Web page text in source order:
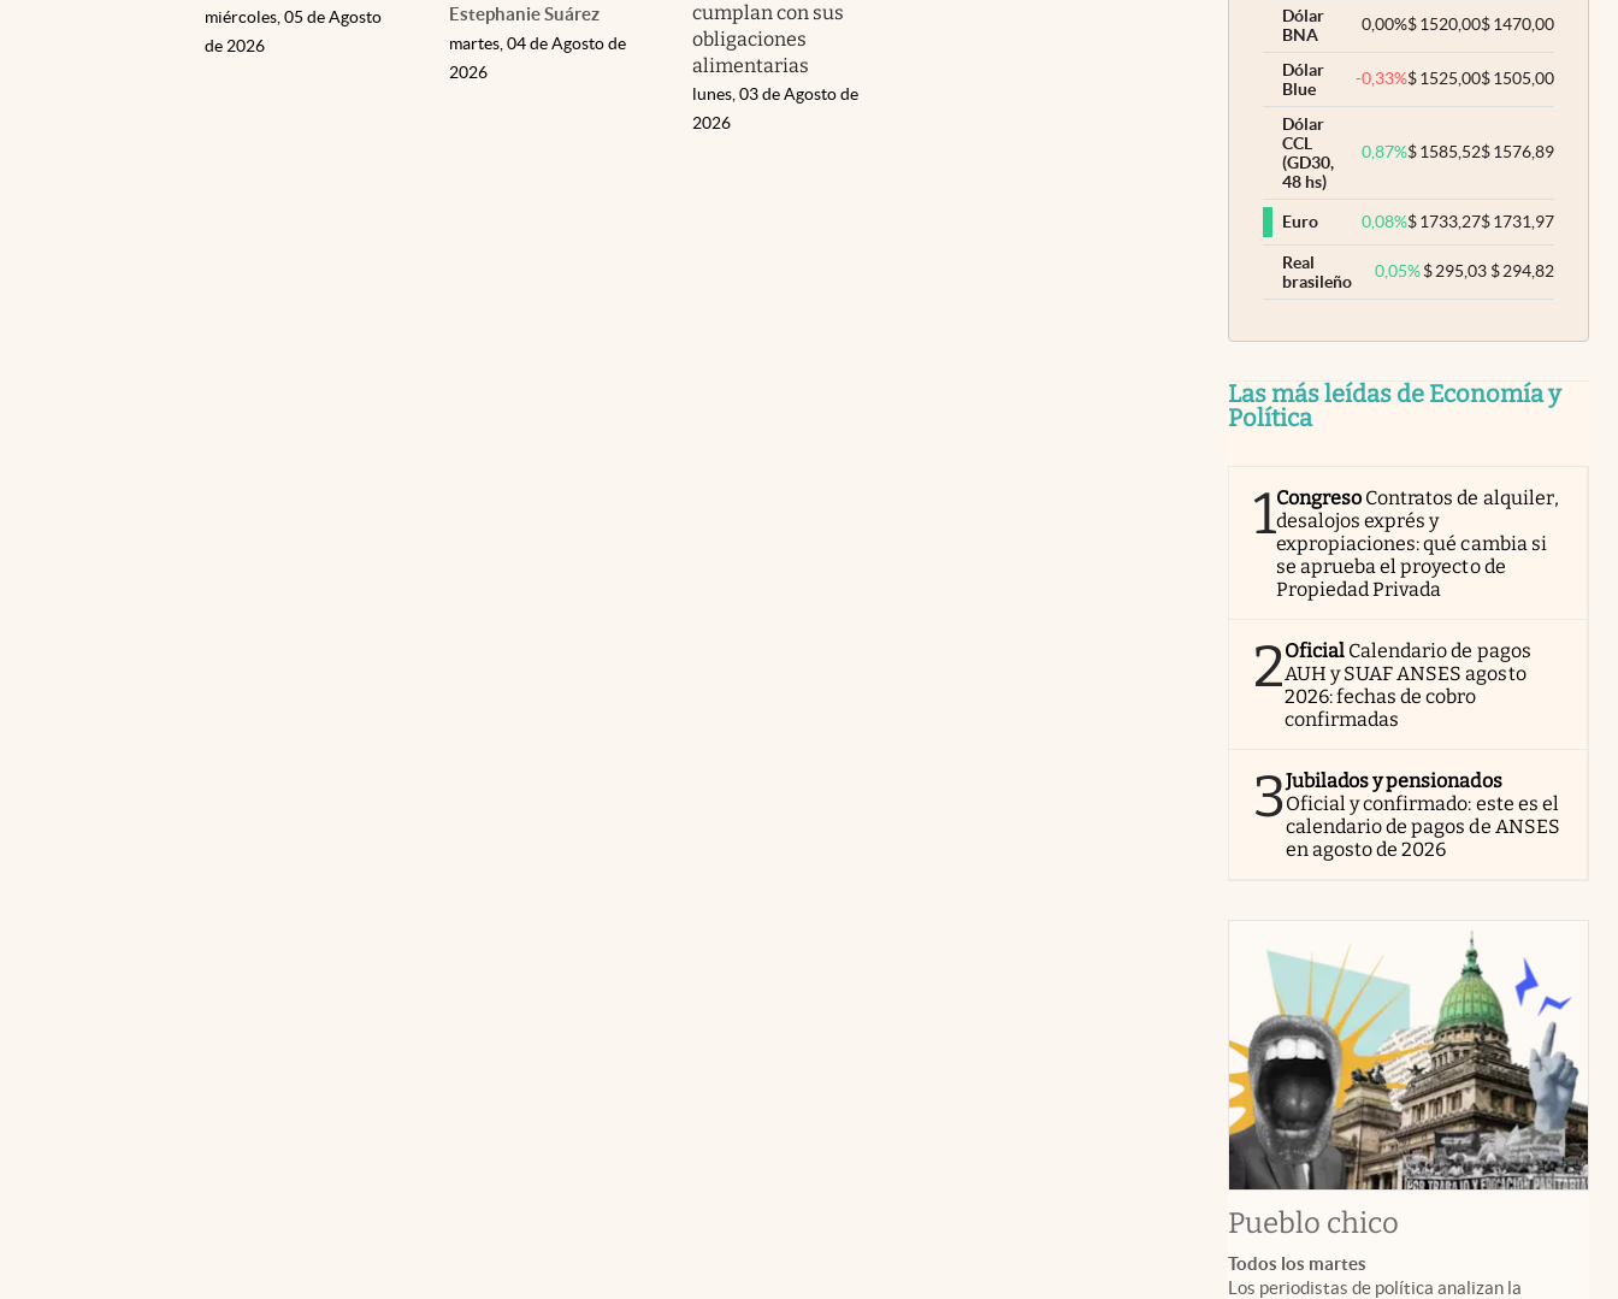
miércoles, 05 de Agosto
de 2026
Estephanie Suárez
martes, 04 de Agosto de
2026
cumplan con sus
obligaciones
alimentarias
lunes, 03 de Agosto de
2026
Dólar
BNA
0,00%$1520,00$1470,00
Dólar
Blue
-0,33%$1525,00$1505,00
Dólar
CCL
(GD30,
48 hs)
0,87%$1585,52$1576,89
Euro 0,08%$1733,27$1731,97
Real
brasileño
0,05% $295,03 $294,82
Las más leídas de Economía y
Política
1Congreso Contratos de alquiler,
desalojos exprés y
expropiaciones: qué cambia si
se aprueba el proyecto de
Propiedad Privada
2Oficial Calendario de pagos
AUH y SUAF ANSES agosto
2026: fechas de cobro
confirmadas
3Jubilados y pensionados
Oficial y confirmado: este es el
calendario de pagos de ANSES
en agosto de 2026
Pueblo chico
Todos los martes
Los periodistas de política analizan la